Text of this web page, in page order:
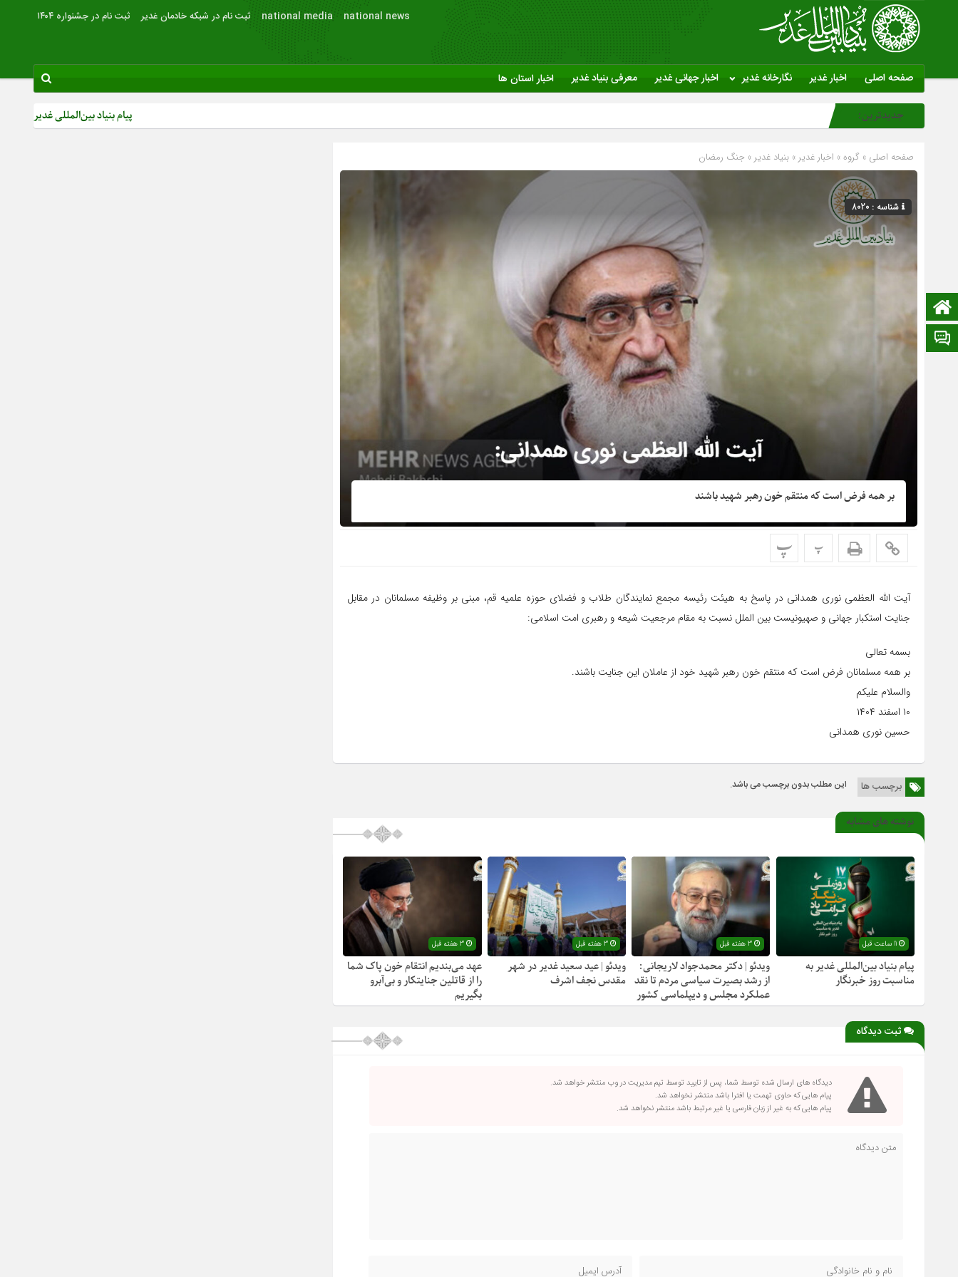
national news
national media ثبت نام در شبکه خادمان غدیر ثبت نام در جشنواره ۱۴۰۴
صفحه اصلی اخبار غدیر نگارخانه غدیر اخبار جهانی غدیر معرفی بنیاد غدیر اخبار استان ها
ایتا
جدیدترین: پیام بنیاد بین‌المللی غدیر به مناسبت روز
صفحه اصلی » گروه » اخبار غدیر » بنیاد غدیر » جنگ رمضان
شناسه : 8020
بر همه فرض است که منتقم خون رهبر شهید باشند
پ پ
آیت الله العظمی نوری همدانی در پاسخ به هیئت رئیسه مجمع نمایندگان طلاب و فضلای حوزه علمیه قم، مبنی بر وظیفه مسلمانان در مقابل
جنایت استکبار جهانی و صهیونیست بین الملل نسبت به مقام مرجعیت شیعه و رهبری امت اسلامی:
بسمه تعالی
بر همه مسلمانان فرض است که منتقم خون رهبر شهید خود از عاملان این جنایت باشند.
والسلام علیکم
۱۰ اسفند ۱۴۰۴
حسین نوری همدانی
برچسب ها این مطلب بدون برچسب می باشد.
نوشته های مشابه
11 ساعت قبل
پیام بنیاد بین‌المللی غدیر به
مناسبت روز خبرنگار
3 هفته قبل
ویدئو | دکتر محمدجواد لاریجانی:
از رشد بصیرت سیاسی مردم تا نقد
عملکرد مجلس و دیپلماسی کشور
3 هفته قبل
ویدئو | عید سعید غدیر در شهر
مقدس نجف اشرف
3 هفته قبل
عهد می‌بندیم انتقام خون پاک شما
را از قاتلین جنایتکار و بی‌آبرو
بگیریم
ثبت دیدگاه
دیدگاه های ارسال شده توسط شما، پس از تایید توسط تیم مدیریت در وب منتشر خواهد شد.
پیام هایی که حاوی تهمت یا افترا باشد منتشر نخواهد شد.
پیام هایی که به غیر از زبان فارسی یا غیر مرتبط باشد منتشر نخواهد شد.